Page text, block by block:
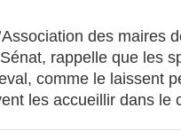
des maires
rappelle que les
comme le laissent
les accueillir dans le